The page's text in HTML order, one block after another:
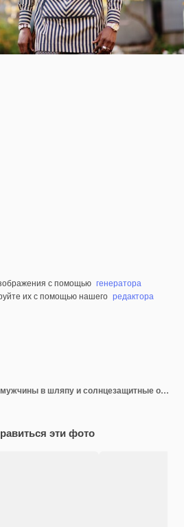
с помощью генератора
их с помощью нашего редактора
Портрет стильного мужчины в шляпу и солнцезащитные очки
эти фото